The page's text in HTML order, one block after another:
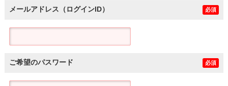
メールアドレス（ログインID） 必須
ご希望のパスワード 必須